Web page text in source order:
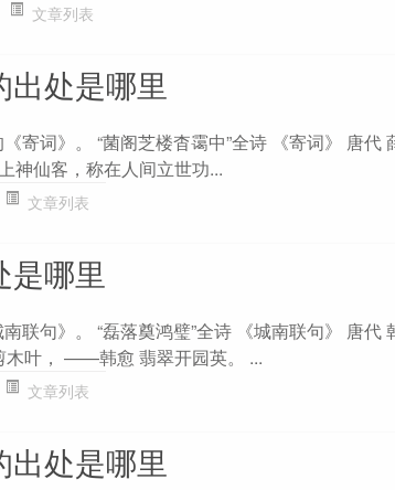
文章列表
出处是哪里
寄词》。 “菌阁芝楼杳霭中”全诗 《寄词》 唐代
神仙客，称在人间立世功...
文章列表
是哪里
联句》。 “磊落奠鸿璧”全诗 《城南联句》 唐代
叶， ——韩愈 翡翠开园英。 ...
文章列表
出处是哪里